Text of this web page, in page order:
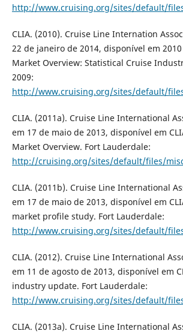
http://www.cruising.org/sites/default/
CLIA. (2010). Cruise Line Internation
22 de janeiro de 2014, disponível em 2010
Market Overview: Statistical Cruise
2009:
http://www.cruising.org/sites/default/
CLIA. (2011a). Cruise Line International
em 17 de maio de 2013, disponível em
Market Overview. Fort Lauderdale:
http://cruising.org/sites/default/files/
CLIA. (2011b). Cruise Line International
em 17 de maio de 2013, disponível em
market profile study. Fort Lauderdale:
http://www.cruising.org/sites/default/
CLIA. (2012). Cruise Line International
em 11 de agosto de 2013, disponível em
industry update. Fort Lauderdale:
http://www.cruising.org/sites/default/
CLIA. (2013a). Cruise Line International